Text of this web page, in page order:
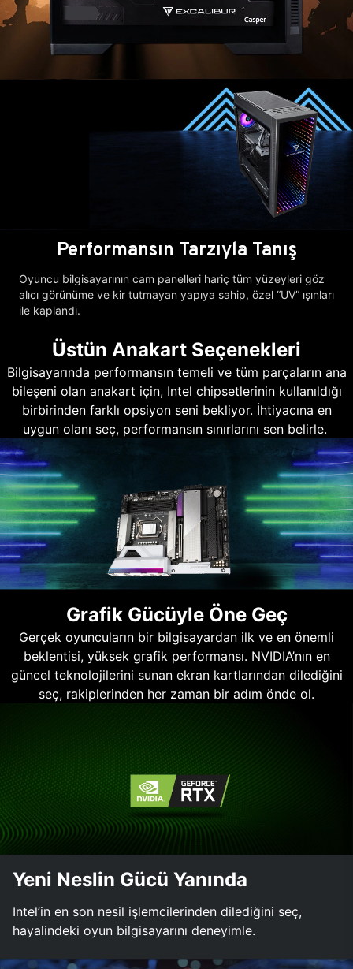
Performansın Tarzıyla Tanış
Oyuncu bilgisayarının cam panelleri hariç tüm yüzeyleri göz
alıcı görünüme ve kir tutmayan yapıya sahip, özel “UV” ışınları
ile kaplandı.
Üstün Anakart Seçenekleri
Bilgisayarında performansın temeli ve tüm parçaların ana
bileşeni olan anakart için, Intel chipsetlerinin kullanıldığı
birbirinden farklı opsiyon seni bekliyor. İhtiyacına en
uygun olanı seç, performansın sınırlarını sen belirle.
Grafik Gücüyle Öne Geç
Gerçek oyuncuların bir bilgisayardan ilk ve en önemli
beklentisi, yüksek grafik performansı. NVIDIA’nın en
güncel teknolojilerini sunan ekran kartlarından dilediğini
seç, rakiplerinden her zaman bir adım önde ol.
Yeni Neslin Gücü Yanında
Intel’in en son nesil işlemcilerinden dilediğini seç,
hayalindeki oyun bilgisayarını deneyimle.